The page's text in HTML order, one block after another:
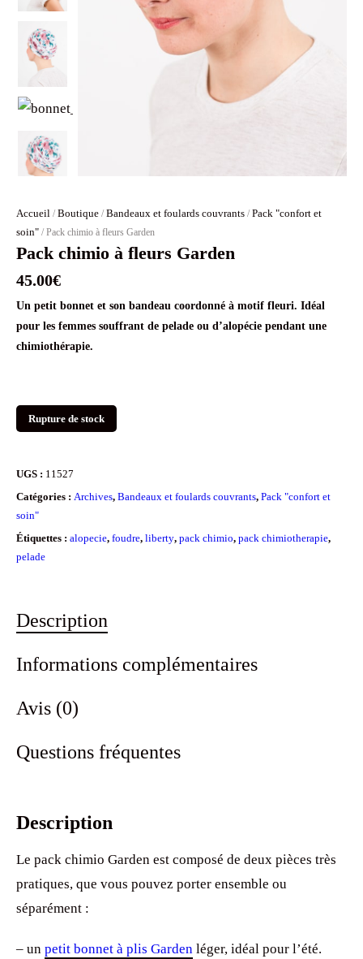
Accueil / Boutique / Bandeaux et foulards couvrants / Pack "confort et
soin" / Pack chimio à fleurs Garden
Pack chimio à fleurs Garden
45.00€
Un petit bonnet et son bandeau coordonné à motif fleuri. Idéal
pour les femmes souffrant de pelade ou d’alopécie pendant une
chimiothérapie.
Rupture de stock
UGS : 11527
Catégories : Archives, Bandeaux et foulards couvrants, Pack "confort et
soin"
Étiquettes : alopecie, foudre, liberty, pack chimio, pack chimiotherapie,
pelade
Description
Informations complémentaires
Avis (0)
Questions fréquentes
Description
Le pack chimio Garden est composé de deux pièces très
pratiques, que vous pouvez porter ensemble ou
séparément :
– un petit bonnet à plis Garden léger, idéal pour l’été.